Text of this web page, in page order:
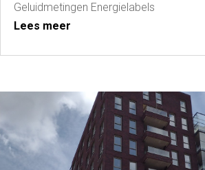
Geluidmetingen Energielabels
Lees meer